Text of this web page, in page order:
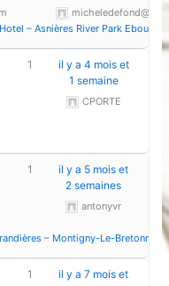
– Asnières River Park Eboué –
1
il y a 4 mois et
1 semaine
CPORTE
– Montigny-Le-
1
il y a 5 mois et
2 semaines
antonyvr
1
il y a 7 mois et